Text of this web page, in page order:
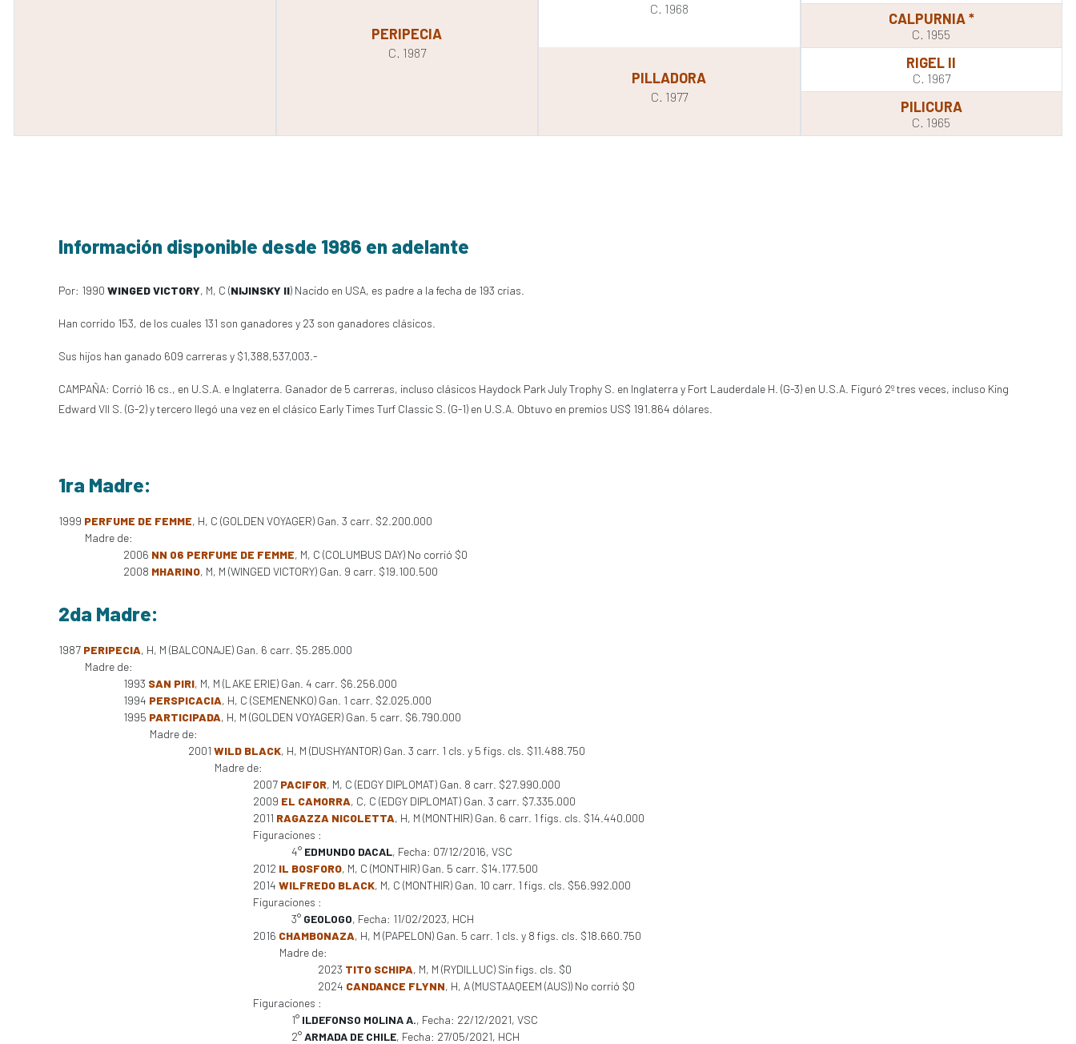
PERIPECIA
C. 1987
C. 1968
PILLADORA
C. 1977
CALPURNIA *
C. 1955
RIGEL II
C. 1967
PILICURA
C. 1965
Información disponible desde 1986 en adelante
Por: 1990 WINGED VICTORY, M, C (NIJINSKY II) Nacido en USA, es padre a la fecha de 193 crías.
Han corrido 153, de los cuales 131 son ganadores y 23 son ganadores clásicos.
Sus hijos han ganado 609 carreras y $1,388,537,003.-
CAMPAÑA: Corrió 16 cs., en U.S.A. e Inglaterra. Ganador de 5 carreras, incluso clásicos Haydock Park July Trophy S. en Inglaterra y Fort Lauderdale H. (G-3) en U.S.A. Figuró 2º tres veces, incluso King
Edward VII S. (G-2) y tercero llegó una vez en el clásico Early Times Turf Classic S. (G-1) en U.S.A. Obtuvo en premios US$ 191.864 dólares.
1ra Madre:
1999 PERFUME DE FEMME, H, C (GOLDEN VOYAGER) Gan. 3 carr. $2.200.000
Madre de:
2006 NN 06 PERFUME DE FEMME, M, C (COLUMBUS DAY) No corrió $0
2008 MHARINO, M, M (WINGED VICTORY) Gan. 9 carr. $19.100.500
2da Madre:
1987 PERIPECIA, H, M (BALCONAJE) Gan. 6 carr. $5.285.000
Madre de:
1993 SAN PIRI, M, M (LAKE ERIE) Gan. 4 carr. $6.256.000
1994 PERSPICACIA, H, C (SEMENENKO) Gan. 1 carr. $2.025.000
1995 PARTICIPADA, H, M (GOLDEN VOYAGER) Gan. 5 carr. $6.790.000
Madre de:
2001 WILD BLACK, H, M (DUSHYANTOR) Gan. 3 carr. 1 cls. y 5 figs. cls. $11.488.750
Madre de:
2007 PACIFOR, M, C (EDGY DIPLOMAT) Gan. 8 carr. $27.990.000
2009 EL CAMORRA, C, C (EDGY DIPLOMAT) Gan. 3 carr. $7.335.000
2011 RAGAZZA NICOLETTA, H, M (MONTHIR) Gan. 6 carr. 1 figs. cls. $14.440.000
Figuraciones :
4° EDMUNDO DACAL, Fecha: 07/12/2016, VSC
2012 IL BOSFORO, M, C (MONTHIR) Gan. 5 carr. $14.177.500
2014 WILFREDO BLACK, M, C (MONTHIR) Gan. 10 carr. 1 figs. cls. $56.992.000
Figuraciones :
3° GEOLOGO, Fecha: 11/02/2023, HCH
2016 CHAMBONAZA, H, M (PAPELON) Gan. 5 carr. 1 cls. y 8 figs. cls. $18.660.750
Madre de:
2023 TITO SCHIPA, M, M (RYDILLUC) Sin figs. cls. $0
2024 CANDANCE FLYNN, H, A (MUSTAAQEEM (AUS)) No corrió $0
Figuraciones :
1° ILDEFONSO MOLINA A., Fecha: 22/12/2021, VSC
2°ARMADA DE CHILE, Fecha: 27/05/2021, HCH